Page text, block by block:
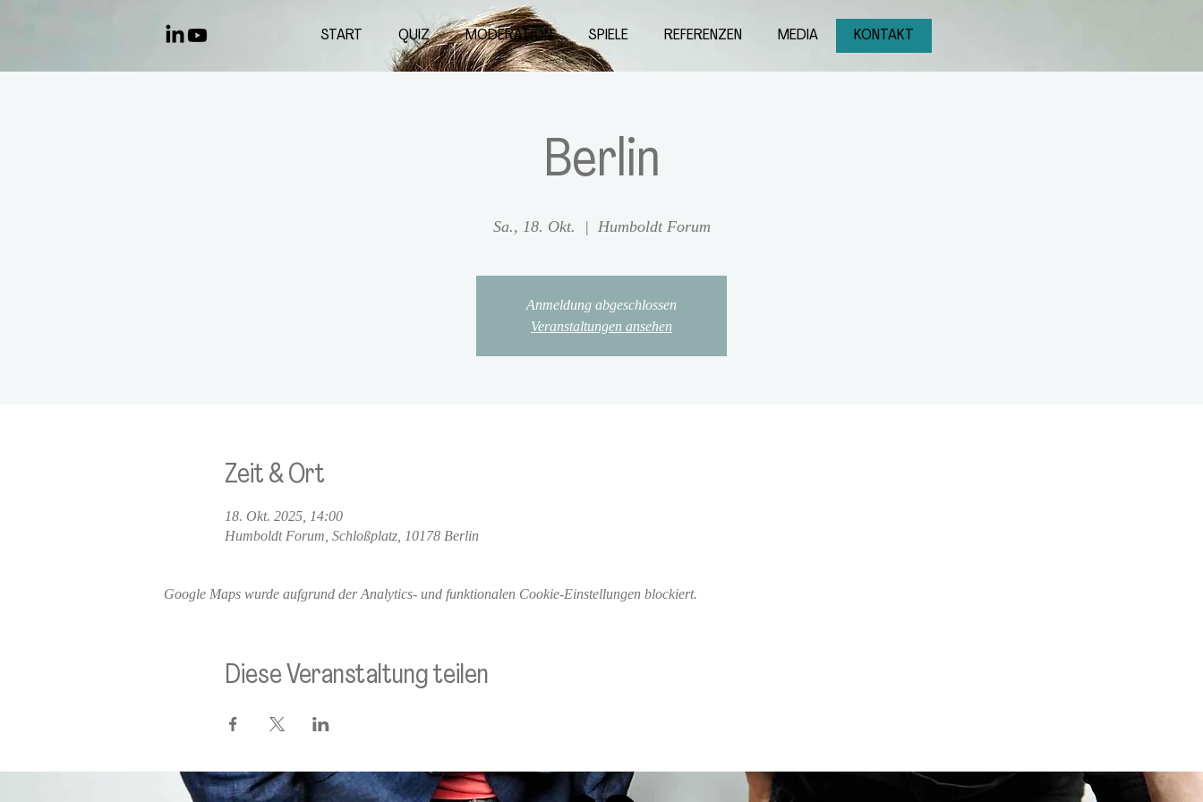
START QUIZ MODERATION SPIELE REFERENZEN MEDIA KONTAKT
Berlin
Sa., 18. Okt.
  |
Humboldt Forum
Anmeldung abgeschlossen
Veranstaltungen ansehen
Zeit & Ort
18. Okt. 2025, 14:00
Humboldt Forum, Schloßplatz, 10178 Berlin
Google Maps wurde aufgrund der Analytics- und funktionalen Cookie-Einstellungen blockiert.
Diese Veranstaltung teilen